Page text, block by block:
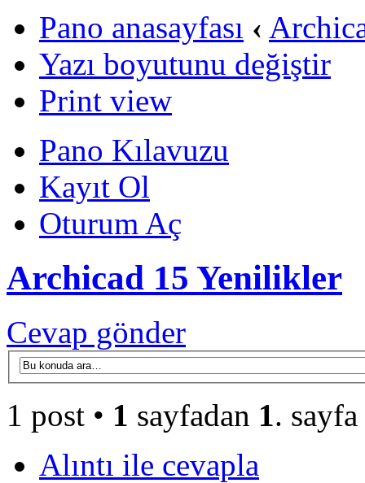
Pano anasayfası ‹
Yazı boyutunu değiştir
Print view
Pano Kılavuzu
Kayıt Ol
Oturum Aç
Archicad 15 Yenilikler
Cevap gönder
1 post • 1 sayfadan 1. sayfa
Alıntı ile cevapla